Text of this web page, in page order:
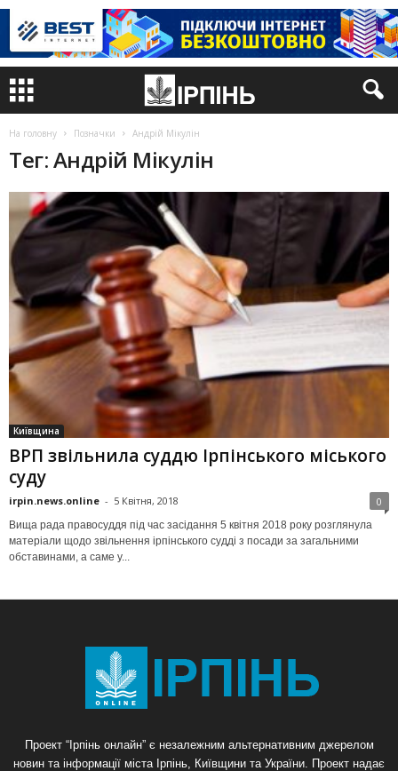
На головну Позначки Андрій Мікулін
Тег: Андрій Мікулін
Київщина
ВРП звільнила суддю Ірпінського міського
суду
irpin.news.online - 5 Квітня, 2018 0
Вища рада правосуддя під час засідання 5 квітня 2018 року розглянула
матеріали щодо звільнення ірпінського судді з посади за загальними
обставинами, а саме у...
Проект “Ірпінь онлайн” є незалежним альтернативним джерелом
новин та інформації міста Ірпінь, Київщини та України. Проект надає